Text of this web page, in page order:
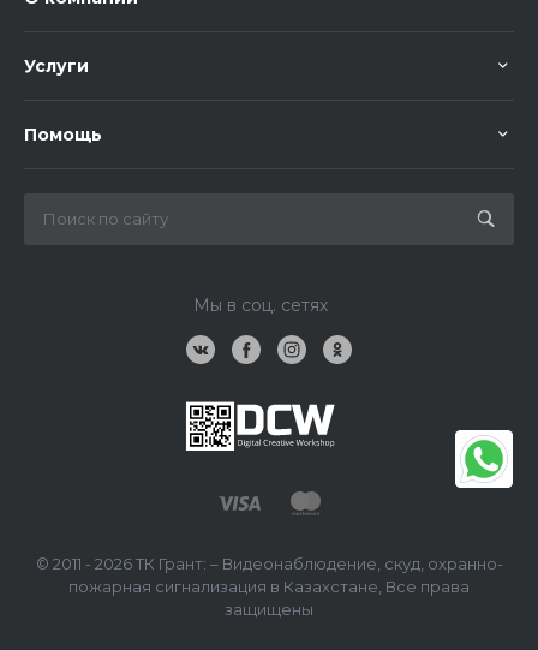
Услуги
Помощь
Мы в соц. сетях
© 2011 - 2026 ТК Грант: – Видеонаблюдение, скуд, охранно-
пожарная сигнализация в Казахстане, Все права
защищены